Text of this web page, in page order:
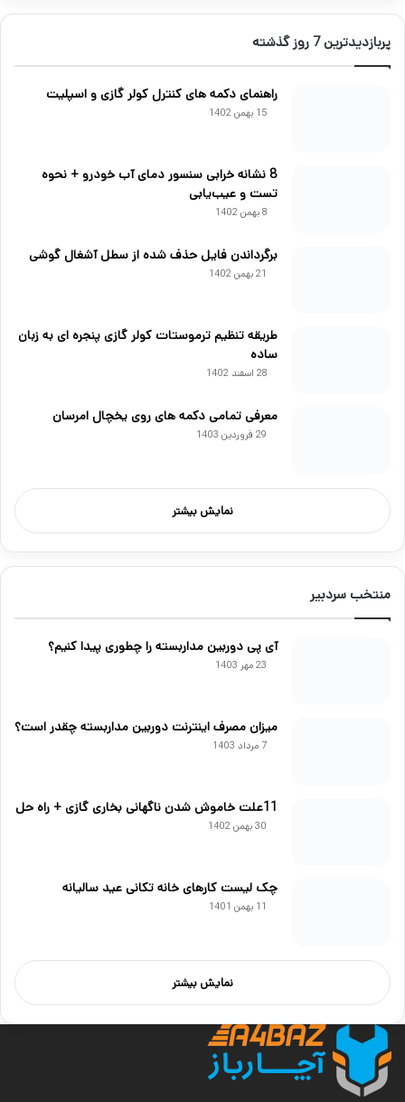
پربازدیدترین 7 روز گذشته
راهنمای دکمه های کنترل کولر گازی و اسپلیت
15 بهمن 1402
8 نشانه خرابی سنسور دمای آب خودرو + نحوه
تست و عیب‌یابی
8 بهمن 1402
برگرداندن فایل حذف شده از سطل آشغال گوشی
21 بهمن 1402
طریقه تنظیم ترموستات کولر گازی پنجره ای به زبان
ساده
28 اسفند 1402
معرفی تمامی دکمه های روی یخچال امرسان
29 فروردین 1403
نمایش بیشتر
منتخب سردبیر
آی پی دوربین مداربسته را چطوری پیدا کنیم؟
23 مهر 1403
میزان مصرف اینترنت دوربین مداربسته چقدر است؟
7 مرداد 1403
11علت خاموش شدن ناگهانی بخاری گازی + راه حل
30 بهمن 1402
چک لیست کارهای خانه تکانی عید سالیانه
11 بهمن 1401
نمایش بیشتر